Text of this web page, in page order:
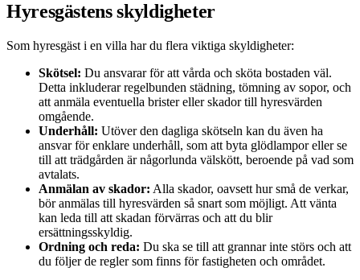
Hyresgästens skyldigheter
Som hyresgäst i en villa har du flera viktiga skyldigheter:
Skötsel: Du ansvarar för att vårda och sköta bostaden väl.
Detta inkluderar regelbunden städning, tömning av sopor, och
att anmäla eventuella brister eller skador till hyresvärden
omgående.
Underhåll: Utöver den dagliga skötseln kan du även ha
ansvar för enklare underhåll, som att byta glödlampor eller se
till att trädgården är någorlunda välskött, beroende på vad som
avtalats.
Anmälan av skador: Alla skador, oavsett hur små de verkar,
bör anmälas till hyresvärden så snart som möjligt. Att vänta
kan leda till att skadan förvärras och att du blir
ersättningsskyldig.
Ordning och reda: Du ska se till att grannar inte störs och att
du följer de regler som finns för fastigheten och området.